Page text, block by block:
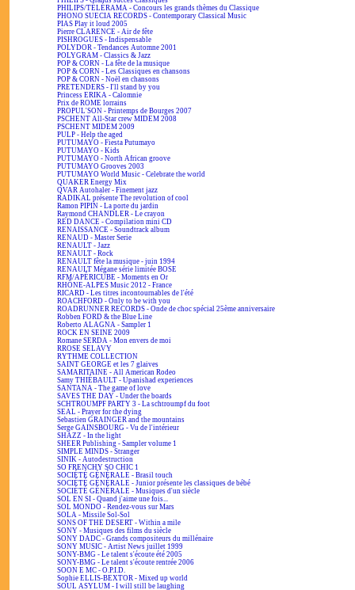
PHILIPS/TÉLÉRAMA - Concours les grands thèmes du Classique
PHONO SUECIA RECORDS - Contemporary Classical Music
PIAS Play it loud 2005
Pierre CLARENCE - Air de fête
PISHROGUES - Indispensable
POLYDOR - Tendances Automne 2001
POLYGRAM - Classics & Jazz
POP & CORN - La fête de la musique
POP & CORN - Les Classiques en chansons
POP & CORN - Noël en chansons
PRETENDERS - I'll stand by you
Princess ERIKA - Calomnie
Prix de ROME lorrains
PROPUL'SON - Printemps de Bourges 2007
PSCHENT All-Star crew MIDEM 2008
PSCHENT MIDEM 2009
PULP - Help the aged
PUTUMAYO - Fiesta Putumayo
PUTUMAYO - Kids
PUTUMAYO - North African groove
PUTUMAYO Grooves 2003
PUTUMAYO World Music - Celebrate the world
QUAKER Energy Mix
QVAR Autohaler - Finement jazz
RADIKAL présente The revolution of cool
Ramon PIPIN - La porte du jardin
Raymond CHANDLER - Le crayon
RED DANCE - Compilation mini CD
RENAISSANCE - Soundtrack album
RENAUD - Master Serie
RENAULT - Jazz
RENAULT - Rock
RENAULT fête la musique - juin 1994
RENAULT Mégane série limitée BOSE
RFM/APÉRICUBE - Moments en Or
RHÔNE-ALPES Music 2012 - France
RICARD - Les titres incontournables de l'été
ROACHFORD - Only to be with you
ROADRUNNER RECORDS - Onde de choc spécial 25ème anniversaire
Robben FORD & the Blue Line
Roberto ALAGNA - Sampler 1
ROCK EN SEINE 2009
Romane SERDA - Mon envers de moi
RROSE SELAVY
RYTHME COLLECTION
SAINT GEORGE et les 7 glaives
SAMARITAINE - All American Rodeo
Samy THIÉBAULT - Upanishad experiences
SANTANA - The game of love
SAVES THE DAY - Under the boards
SCHTROUMPF PARTY 3 - La schtroumpf du foot
SEAL - Prayer for the dying
Sebastien GRAINGER and the mountains
Serge GAINSBOURG - Vu de l'intérieur
SHAZZ - In the light
SHEER Publishing - Sampler volume 1
SIMPLE MINDS - Stranger
SINIK - Autodestruction
SO FRENCHY SO CHIC 1
SOCIÉTÉ GÉNÉRALE - Brasil touch
SOCIÉTÉ GÉNÉRALE - Junior présente les classiques de bébé
SOCIÉTÉ GÉNÉRALE - Musiques d'un siècle
SOL EN SI - Quand j'aime une fois...
SOL MONDO - Rendez-vous sur Mars
SOLA - Missile Sol-Sol
SONS OF THE DESERT - Within a mile
SONY - Musiques des films du siècle
SONY DADC - Grands compositeurs du millénaire
SONY MUSIC - Artist News juillet 1999
SONY-BMG - Le talent s'écoute été 2005
SONY-BMG - Le talent s'écoute rentrée 2006
SOON E MC - O.P.I.D.
Sophie ELLIS-BEXTOR - Mixed up world
SOUL ASYLUM - I will still be laughing